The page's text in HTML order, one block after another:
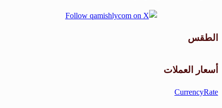
الطقس
أسعار العملات
CurrencyRate